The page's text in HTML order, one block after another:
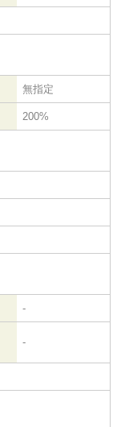
無指定
200%
-
-